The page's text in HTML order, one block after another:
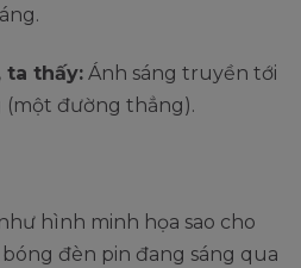
ta thấy: Ánh sáng truyền tới
(một đường thẳng).
hình minh họa sao cho
đèn pin đang sáng qua